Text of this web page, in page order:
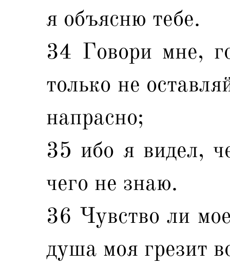
я объясню тебе.
34 Говори мне,
только не
напрасно;
35 ибо я видел,
чего не знаю.
36 Чувство ли
душа моя грезит